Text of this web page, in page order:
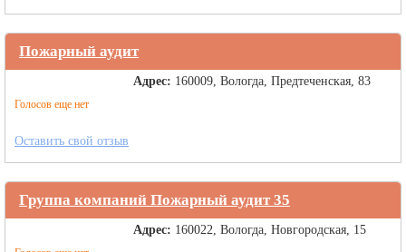
Пожарный аудит
Голосов еще нет
Адрес: 160009, Вологда, Предтеченская, 83
Оставить свой отзыв
Группа компаний Пожарный аудит 35
Адрес: 160022, Вологда, Новгородская, 15